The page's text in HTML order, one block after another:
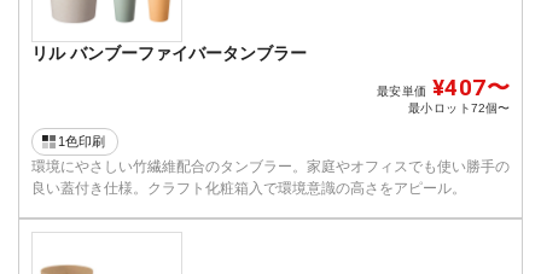
リル バンブーファイバータンブラー
最安単価 ¥407〜
最小ロット72個〜
1色印刷
環境にやさしい竹繊維配合のタンブラー。家庭やオフィスでも使い勝手の
良い蓋付き仕様。クラフト化粧箱入で環境意識の高さをアピール。